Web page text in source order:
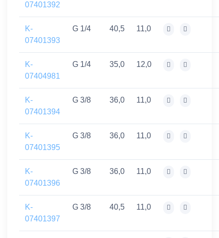
07401392
K-
07401393
G 1/4 40,5 11,0
K-
07404981
G 1/4 35,0 12,0
K-
07401394
G 3/8 36,0 11,0
K-
07401395
G 3/8 36,0 11,0
K-
07401396
G 3/8 36,0 11,0
K-
07401397
G 3/8 40,5 11,0